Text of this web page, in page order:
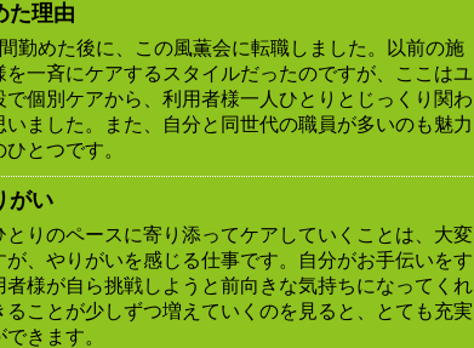
た理由
勤めた後に、この風薫会に転職しました。以前の施
を一斉にケアするスタイルだったのですが、ここはユ
で個別ケアから、利用者様一人ひとりとじっくり関わ
いました。また、自分と同世代の職員が多いのも魅力
とつです。
がい
とりのペースに寄り添ってケアしていくことは、大変
が、やりがいを感じる仕事です。自分がお手伝いをす
者様が自ら挑戦しようと前向きな気持ちになってくれ
ることが少しずつ増えていくのを見ると、とても充実
きます。